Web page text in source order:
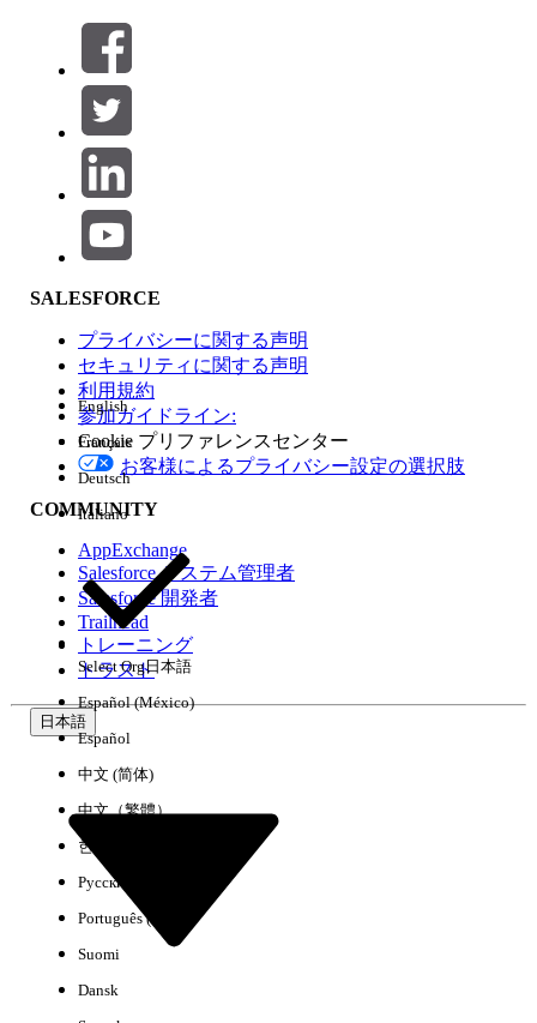
絞り込み条件 (0)
絞り込み条件を選択
製品エリア
機能の影響
エディション
環境
SALESFORCE
プライバシーに関する声明
セキュリティに関する声明
利用規約
参加ガイドライン:
Cookie プリファレンスセンター
お客様によるプライバシー設定の選択肢
COMMUNITY
AppExchange
Salesforce システム管理者
Salesforce 開発者
Trailhead
トレーニング
トラスト
日本語
English
Français
Deutsch
Italiano
Select Org日本語
Español (México)
Español
中文 (简体)
中文（繁體）
한국어
Русский
Português (Brasil)
Suomi
Dansk